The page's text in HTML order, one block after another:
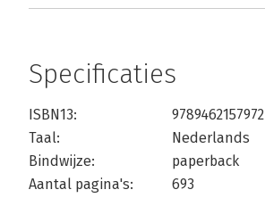
Specificaties
ISBN13:
9789462157972
Taal:
Nederlands
Bindwijze:
paperback
Aantal pagina's:
693